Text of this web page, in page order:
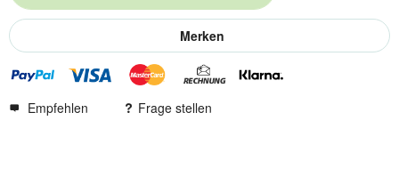
Merken
Empfehlen Frage stellen